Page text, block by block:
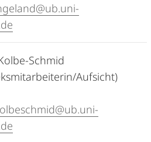
Schmid
Aufsicht)